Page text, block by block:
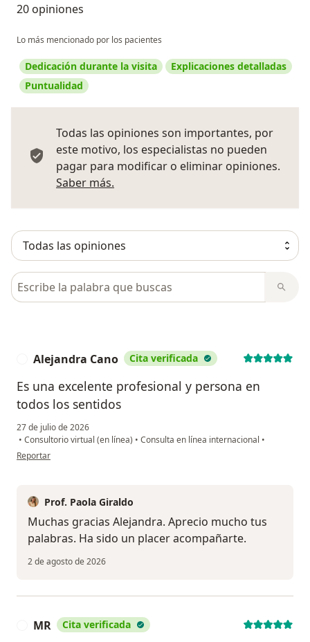
20 opiniones
Lo más mencionado por los pacientes
Dedicación durante la visita
Explicaciones detalladas
Puntualidad
Todas las opiniones son importantes, por
este motivo, los especialistas no pueden
pagar para modificar o eliminar opiniones.
Saber más.
Busca en opiniones
Alejandra Cano Cita verificada
Es una excelente profesional y persona en
todos los sentidos
27 de julio de 2026
• Consultorio virtual (en línea) • Consulta en línea internacional •
en opinión del usuario Alejandra Cano
Reportar
Prof. Paola Giraldo
Muchas gracias Alejandra. Aprecio mucho tus
palabras. Ha sido un placer acompañarte.
2 de agosto de 2026
MR Cita verificada